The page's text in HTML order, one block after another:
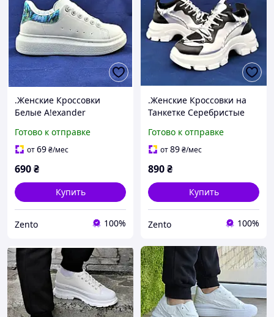
.Женские Кроссовки
Белые A!exander
Маквин Мокасины
(размеры: 39) - 11-4
Готово к отправке
от69₴/мес
690₴
Купить
Zento 100%
.Женские Кроссовки на
Танкетке Серебристые
Платформе
Белые(размеры: 36,38,39)
Готово к отправке
от89₴/мес
890₴
Купить
Zento 100%